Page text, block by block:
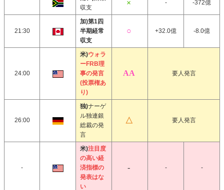
収支
- -372億
21:30
加)第1四
半期経常
収支
+32.0億 -8.0億
24:00
米)ウォラ
ーFRB理
事の発言
(投票権あ
り)
要人発言
26:00
独)ナーゲ
ル独連銀
総裁の発
言
要人発言
-
米)注目度
の高い経
済指標の
発表はな
い
- -